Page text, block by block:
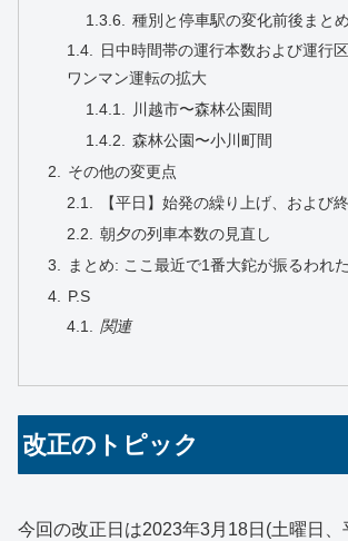
種別と停車駅の変化前後まとめ
日中時間帯の運行本数および運行
ワンマン運転の拡大
川越市〜森林公園間
森林公園〜小川町間
その他の変更点
【平日】始発の繰り上げ、および
朝夕の列車本数の見直し
まとめ: ここ最近で1番大鉈が振るわれ
P.S
関連
改正のトピック
今回の改正日は2023年3月18日(土曜日